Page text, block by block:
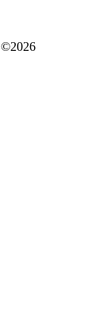
©2026